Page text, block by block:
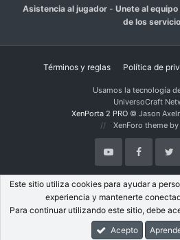
Asistencia al jugador- Unete al
de los
Términos y reglas Política de
Usamos la tecnología
UniversoCraft
XenPorta 2 PRO© Jason
XenForo theme
Este sitio utiliza cookies para ayudar a
experiencia y mantenerte
Para continuar utilizando este sitio, debe
Acepto